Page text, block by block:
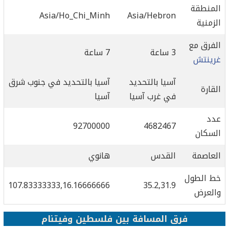
المنطقة
الزمنية
Asia/Hebron
Asia/Ho_Chi_Minh
الفرق مع
غرينتش
3 ساعة 7 ساعة
القارة
آسيا بالتحديد
في غرب آسيا
آسيا بالتحديد في جنوب شرق
آسيا
عدد
السكان
4682467
92700000
العاصمة
القدس
هانوي
خط الطول
والعرض
35.2,31.9
107.83333333,16.16666666
فرق المسافة بين فلسطين وفيتنام